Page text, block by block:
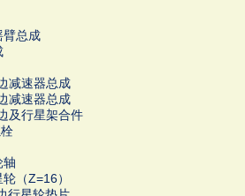
臂总成
减速器总成
减速器总成
及行星架合件
轴
（Z=16）